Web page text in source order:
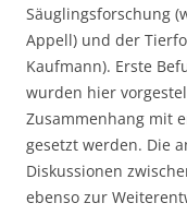
Säuglingsforschung
Appell) und der
Kaufmann). Erste
wurden hier
Zusammenhang mit
gesetzt werden. Die
Diskussionen
ebenso zur